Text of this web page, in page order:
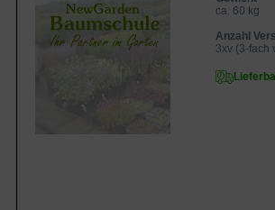
ca. 60 kg
Anzahl
3xv (3-fach